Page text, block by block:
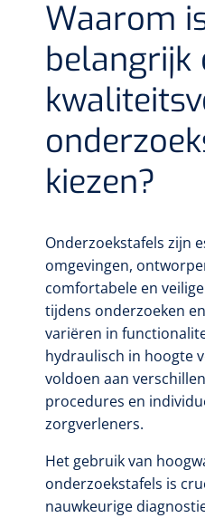
Waarom
belangrijk
kiezen?
Onderzoekstafels zijn
omgevingen,
comfortabele en
tijdens onderzoeken
variëren in
hydraulisch in hoogte
voldoen aan
procedures en
zorgverleners.
Het gebruik van
onderzoekstafels is
nauwkeurige